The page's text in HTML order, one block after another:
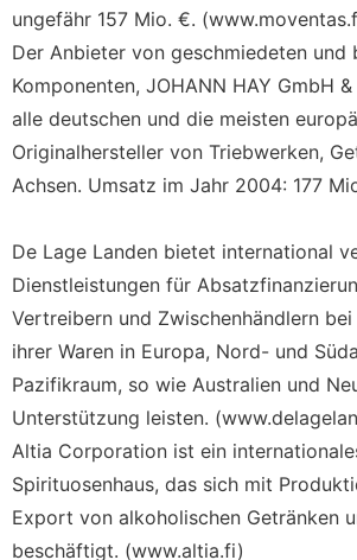
ungefähr 157 Mio. €.
Der Anbieter von geschmiedeten und
Komponenten, JOHANN HAY GmbH
alle deutschen und die meisten
Originalhersteller von Triebwerken,
Achsen. Umsatz im Jahr 2004: 177
De Lage Landen bietet international
Dienstleistungen für
Vertreibern und Zwischenhändlern
ihrer Waren in Europa, Nord- und
Pazifikraum, so wie Australien und
Unterstützung leisten.
Altia Corporation ist ein
Spirituosenhaus, das sich mit
Export von alkoholischen Getränken
beschäftigt. (www.altia.fi)